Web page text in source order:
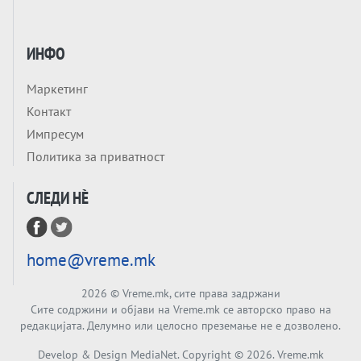
со отпор, а Европа гледа почеток на
Брисел ги менува правилата за
проширување: НОВИ ЗАШТИТНИ
МЕХАНИЗМИ ЗА ИДНИТЕ ЧЛЕНКИ НА ЕУ
Вечер Анализа
ИНФО
Маркетинг
Контакт
Импресум
Политика за приватност
СЛЕДИ НÈ
home@vreme.mk
2026 © Vreme.mk, сите права задржани
Сите содржини и објави на Vreme.mk се авторско право на
редакцијата. Делумно или целосно преземање не е дозволено.
Develop & Design MediaNet. Copyright © 2026. Vreme.mk